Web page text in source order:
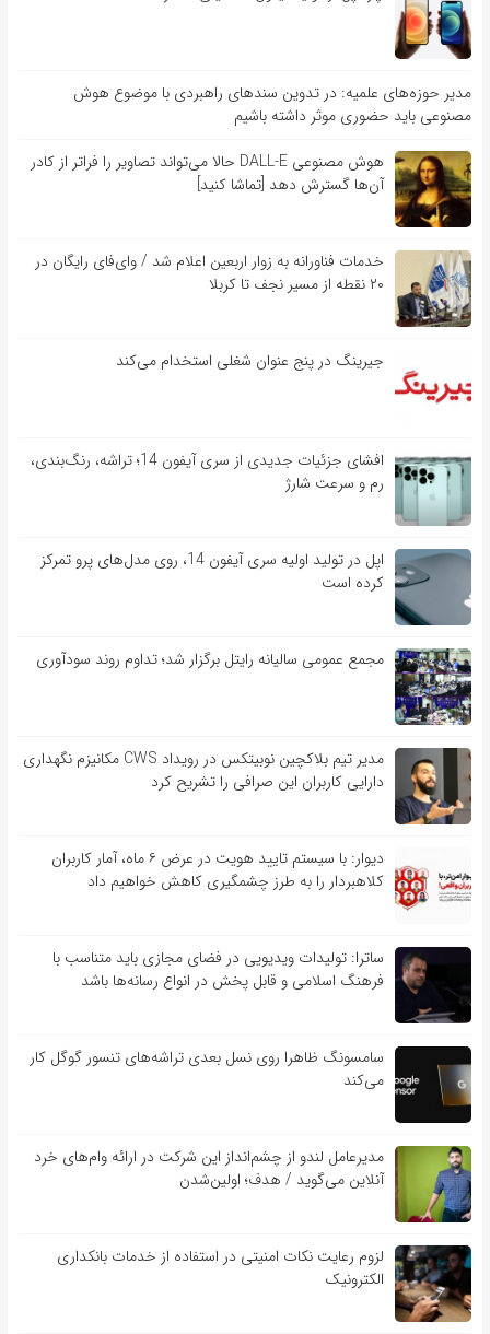
مدیر حوزه‌های علمیه: در تدوین سندهای راهبردی با موضوع هوش
مصنوعی باید حضوری موثر داشته باشیم
هوش مصنوعی DALL-E حالا می‌تواند تصاویر را فراتر از کادر
آن‌ها گسترش دهد [تماشا کنید]
خدمات فناورانه به زوار اربعین اعلام شد / وای‌فای رایگان در
۲۰ نقطه از مسیر نجف تا کربلا
جیرینگ در پنج عنوان شغلی استخدام می‌کند
افشای جزئیات جدیدی از سری آیفون 14؛ تراشه، رنگ‌بندی،
رم و سرعت شارژ
اپل در تولید اولیه سری آیفون 14، روی مدل‌های پرو تمرکز
کرده است
مجمع عمومی سالیانه رایتل برگزار شد؛ تداوم روند سودآوری
مدیر تیم بلاکچین نوبیتکس در رویداد CWS مکانیزم نگهداری
دارایی کاربران این صرافی را تشریح کرد
دیوار: با سیستم تایید هویت در عرض ۶ ماه، آمار کاربران
کلاهبردار را به طرز چشمگیری کاهش خواهیم داد
ساترا: تولیدات ویدیویی در فضای مجازی باید متناسب با
فرهنگ اسلامی و قابل پخش در انواع رسانه‌ها باشد
سامسونگ ظاهرا روی نسل بعدی تراشه‌های تنسور گوگل کار
می‌کند
مدیرعامل لندو از چشم‌انداز این شرکت در ارائه وام‌های خرد
آنلاین می‌گوید / هدف؛ اولین‌شدن
لزوم رعایت نکات امنیتی در استفاده از خدمات بانکداری
الکترونیک